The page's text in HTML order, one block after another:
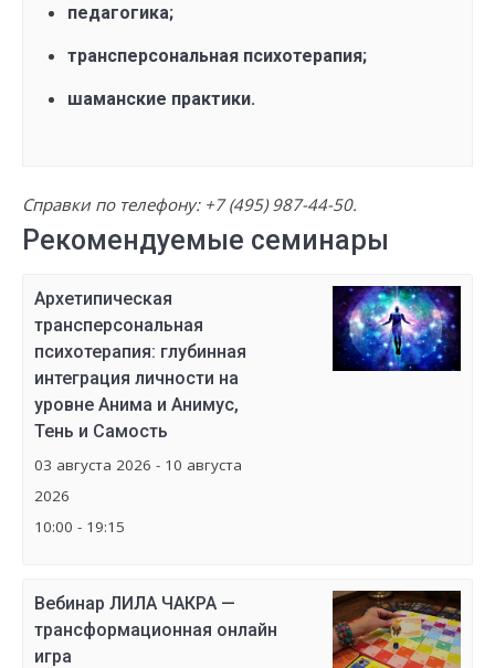
педагогика;
трансперсональная психотерапия;
шаманские практики.
Справки по телефону: +7 (495) 987-44-50.
Рекомендуемые семинары
Архетипическая
трансперсональная
психотерапия: глубинная
интеграция личности на
уровне Анима и Анимус,
Тень и Самость
03 августа 2026 - 10 августа
2026
10:00 - 19:15
Вебинар ЛИЛА ЧАКРА —
трансформационная онлайн
игра